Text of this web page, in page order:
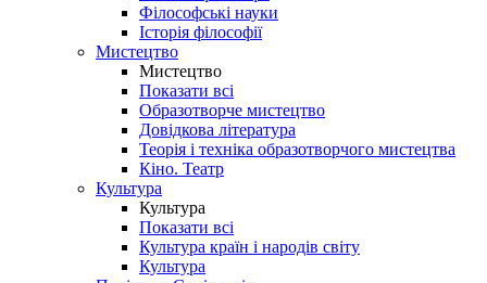
Філософські науки
Історія філософії
Мистецтво
Мистецтво
Показати всі
Образотворче мистецтво
Довідкова література
Теорія і техніка образотворчого мистецтва
Кіно. Театр
Культура
Культура
Показати всі
Культура країн і народів світу
Культура